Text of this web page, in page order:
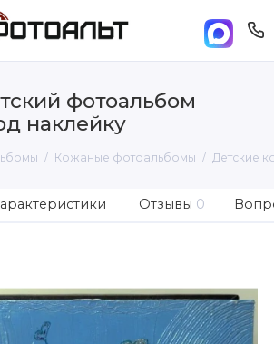
фотоальбом
наклейку
Кожаные фотоальбомы Детские
Отзывы 0